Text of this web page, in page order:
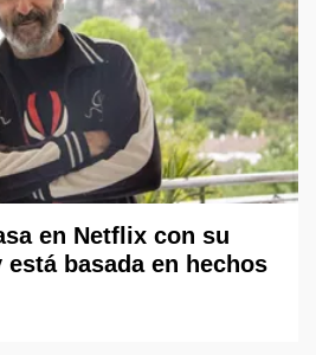
en Netflix con su
basada en hechos